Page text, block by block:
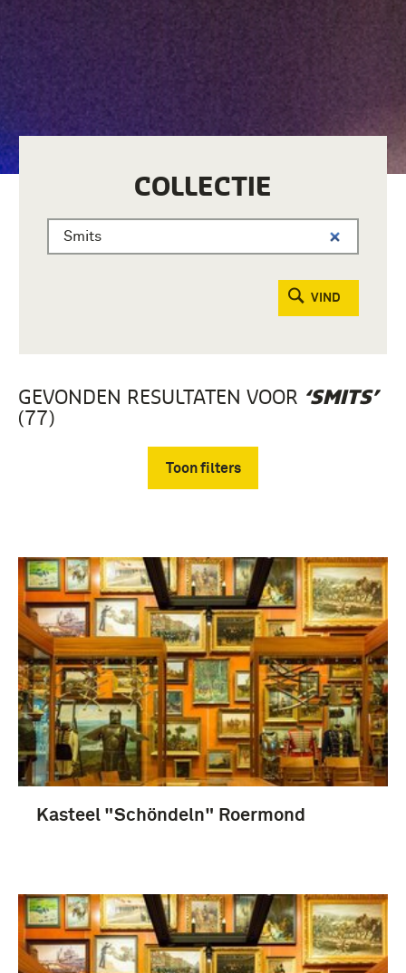
COLLECTIE
VIND
GEVONDEN RESULTATEN VOOR ‘SMITS’
(77)
Toon filters
Gebruiksgrafiek (77)
Smit, Gerard (66)
Kasteel "Schöndeln" Roermond